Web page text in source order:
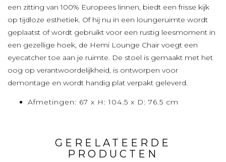
een zitting van 100% Europees linnen, biedt een frisse kijk
op tijdloze esthetiek. Of hij nu in een loungeruimte wordt
geplaatst of wordt gebruikt voor een rustig leesmoment in
een gezellige hoek, de Hemi Lounge Chair voegt een
eyecatcher toe aan je ruimte. De stoel is gemaakt met het
oog op verantwoordelijkheid, is ontworpen voor
demontage en wordt handig plat verpakt geleverd.
Afmetingen: 67 x H: 104.5 x D: 76.5 cm
GERELATEERDE
PRODUCTEN